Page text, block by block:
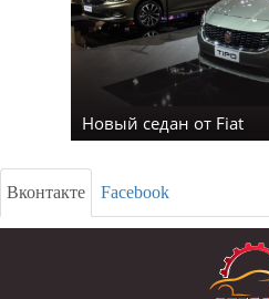
Новый седан от Fiat
Вконтакте Facebook